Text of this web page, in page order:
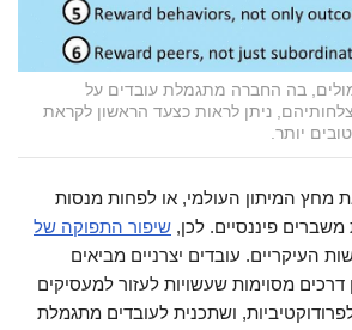
בה החברה מתגמלת עובדים על
ניתן לראות כצעד הראשון לקראת
יותר.
מחץ המיתון העולמי, או לפחות מנסות
פיננסיים. לכן, שיפור התפוקה של
העיקריים. עובדים יצרניים מביאים
מסוימות שעשויות לעזור למעסיקים
ושתכנית לעובדים מתגמלת